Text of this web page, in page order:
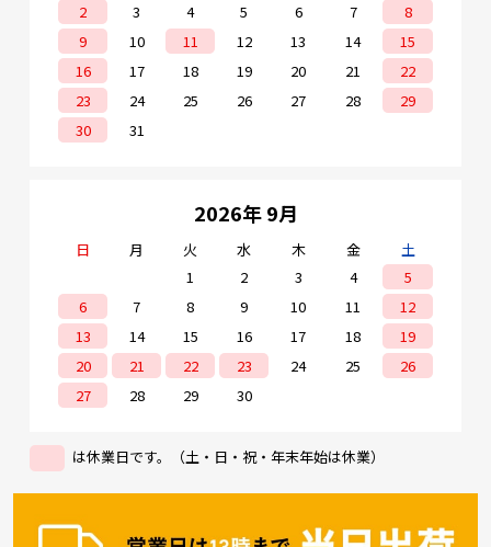
6M／5M／4M／3M／2M／1.5M／1M／512k／
256k ・録画モード：常時録画／スケジュール録画
／イベント録画／モーション録画 ・表示画面モー
ド：1、4分割 ・再生速度：2 ～ 64倍 ・同時再
生：4チャンネル ・映像入力端子：RJ-45 ×4 ・
映像出力：HDMI／VGA ・HDD容量：2TB（TS5-
R4P（2TB））、4TB（TS5-R4P（4TB）） ・バ
2
3 4 5 6 7
8
9
10 11 12 13 14
15
16
17 18 19 20 21
22
23
24 25 26 27 28
29
30
31
2026年 9月
日 月 火 水 木 金
土
1
2 3 4
5
6
7 8 9 10 11
12
13
14 15 16 17 18
19
20
21 22 23 24 25
26
27
28 29 30
は休業日です。（土・日・祝・年末年始は休業）